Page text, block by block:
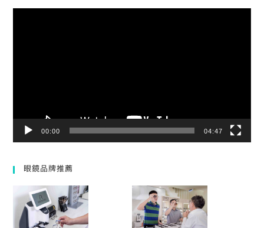
00:00 04:47
眼鏡品牌推薦